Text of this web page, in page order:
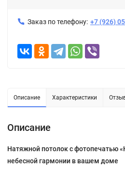
Заказ по телефону: +7 (926)
Описание Характеристики
Описание
Натяжной потолок с фотопечатью
небесной гармонии в вашем доме